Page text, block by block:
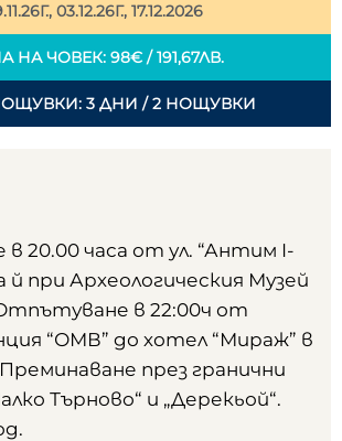
03.12.26Г., 17.12.2026
НА ЧОВЕК: 98€ / 191,67ЛВ.
3 ДНИ / 2 НОЩУВКИ
20.00 часа от ул. “Антим I-
й при Археологическия Музей
в 22:00ч от
“ОМВ” до хотел “Мираж” в
през гранични
Търново“ и „Дерекьой“.